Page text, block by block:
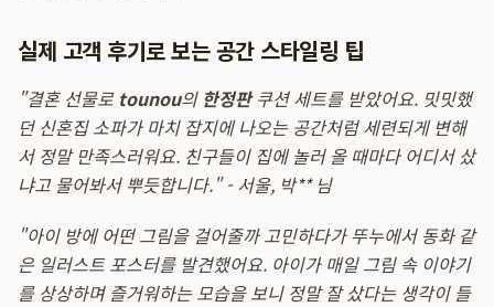
실제 고객 후기로 보는 공간 스타일링 팁
"결혼 선물로 tounou의 한정판쿠션 세트를 받았어요. 밋밋했
던 신혼집 소파가 마치 잡지에 나오는 공간처럼 세련되게 변해
서 정말 만족스러워요. 친구들이 집에 놀러 올 때마다 어디서 샀
냐고 물어봐서 뿌듯합니다." - 서울, 박** 님
"아이 방에 어떤 그림을 걸어줄까 고민하다가 뚜누에서 동화 같
은 일러스트 포스터를 발견했어요. 아이가 매일 그림 속 이야기
를 상상하며 즐거워하는 모습을 보니 정말 잘 샀다는 생각이 들